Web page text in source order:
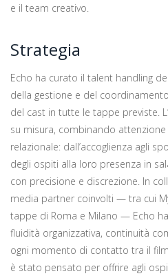
e il team creativo.
Strategia
Echo ha curato il talent handling
della gestione e del
del cast in tutte le tappe previste.
su misura, combinando
relazionale: dall’accoglienza agli
degli ospiti alla loro presenza in
con precisione e discrezione. In
media partner coinvolti — tra cui
tappe di Roma e Milano — Echo
fluidità organizzativa, continuità
ogni momento di contatto tra il
è stato pensato per offrire agli